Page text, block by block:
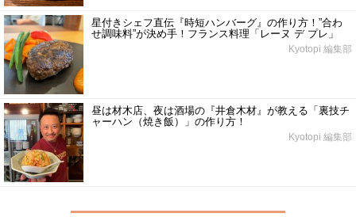
星付きシェフ直伝『時短ハンバーグ』の作り方！”合わ
せ調味料”が決め手！フランス料理「レーヌ デ プレ」
Kyotopi 編集部
昼は材木店、夜は酒場の『井倉木材』が教える「裏技チ
ャーハン（焼き飯）」の作り方！
Kyotopi 編集部